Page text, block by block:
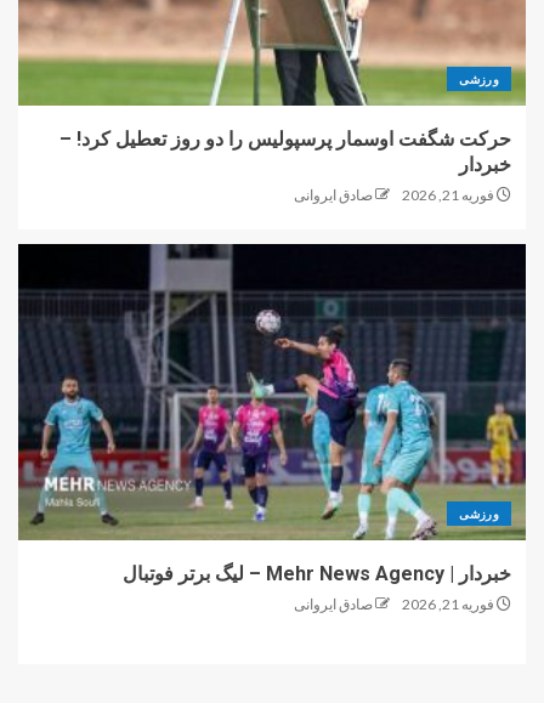
ورزشی
حرکت شگفت اوسمار پرسپولیس را دو روز تعطیل کرد! –
خبردار
فوریه 21, 2026 صادق ایروانی
ورزشی
خبردار | Mehr News Agency – لیگ برتر فوتبال
فوریه 21, 2026 صادق ایروانی